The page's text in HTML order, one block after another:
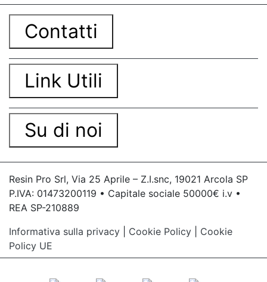
Contatti
Link Utili
Su di noi
Resin Pro Srl, Via 25 Aprile – Z.I.snc, 19021 Arcola SP
P.IVA: 01473200119 • Capitale sociale 50000€ i.v •
REA SP-210889
Informativa sulla privacy
Cookie Policy
Cookie
Policy UE